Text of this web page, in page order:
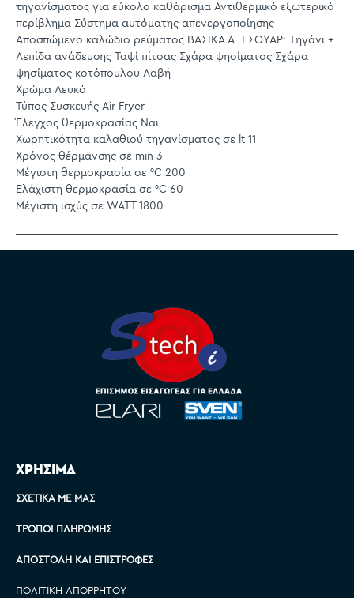
τηγανίσματος για εύκολο καθάρισμα Αντιθερμικό εξωτερικό
περίβλημα Σύστημα αυτόματης απενεργοποίησης
Αποσπώμενο καλώδιο ρεύματος ΒΑΣΙΚΑ ΑΞΕΣΟΥΑΡ: Τηγάνι +
Λεπίδα ανάδευσης Ταψί πίτσας Σχάρα ψησίματος Σχάρα
ψησίματος κοτόπουλου Λαβή
Χρώμα Λευκό
Τύπος Συσκευής Air Fryer
Έλεγχος θερμοκρασίας Ναι
Χωρητικότητα καλαθιού τηγανίσματος σε lt 11
Χρόνος θέρμανσης σε min 3
Μέγιστη θερμοκρασία σε °C 200
Ελάχιστη θερμοκρασία σε °C 60
Μέγιστη ισχύς σε WATT 1800
ΧΡΗΣΙΜΑ
ΣΧΕΤΙΚΆ ΜΕ ΜΑΣ
ΤΡΌΠΟΙ ΠΛΗΡΩΜΉΣ
ΑΠΟΣΤΟΛΉ ΚΑΙ ΕΠΙΣΤΡΟΦΈΣ
ΠΟΛΙΤΙΚΉ ΑΠΟΡΡΉΤΟΥ